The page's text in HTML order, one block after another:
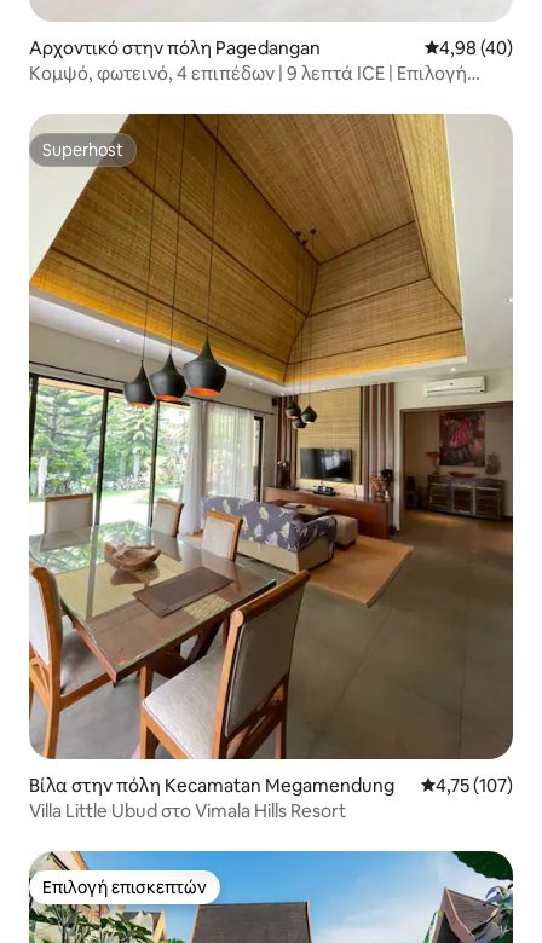
Αρχοντικό στην πόλη Pagedangan Μέση
4,98 (40)
Κομψό, φωτεινό, 4 επιπέδων | 9 λεπτά ICE | Επιλογή
Superhost
Superhost
Βίλα στην πόλη Kecamatan Megamendung Μέση
4,75 (107)
Villa Little Ubud στο Vimala Hills Resort
Επιλογή επισκεπτών
Επιλογή επισκεπτών